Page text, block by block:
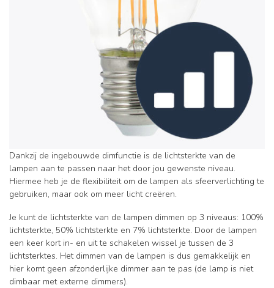
Dankzij de ingebouwde dimfunctie is de lichtsterkte van de
lampen aan te passen naar het door jou gewenste niveau.
Hiermee heb je de flexibiliteit om de lampen als sfeerverlichting te
gebruiken, maar ook om meer licht creëren.
Je kunt de lichtsterkte van de lampen dimmen op 3 niveaus: 100%
lichtsterkte, 50% lichtsterkte en 7% lichtsterkte. Door de lampen
een keer kort in- en uit te schakelen wissel je tussen de 3
lichtsterktes. Het dimmen van de lampen is dus gemakkelijk en
hier komt geen afzonderlijke dimmer aan te pas (de lamp is niet
dimbaar met externe dimmers).